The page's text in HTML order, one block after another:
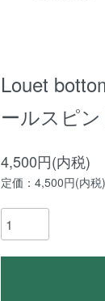
Louet
ールスピ
4,500円(内税)
定価：4,500円(内税)